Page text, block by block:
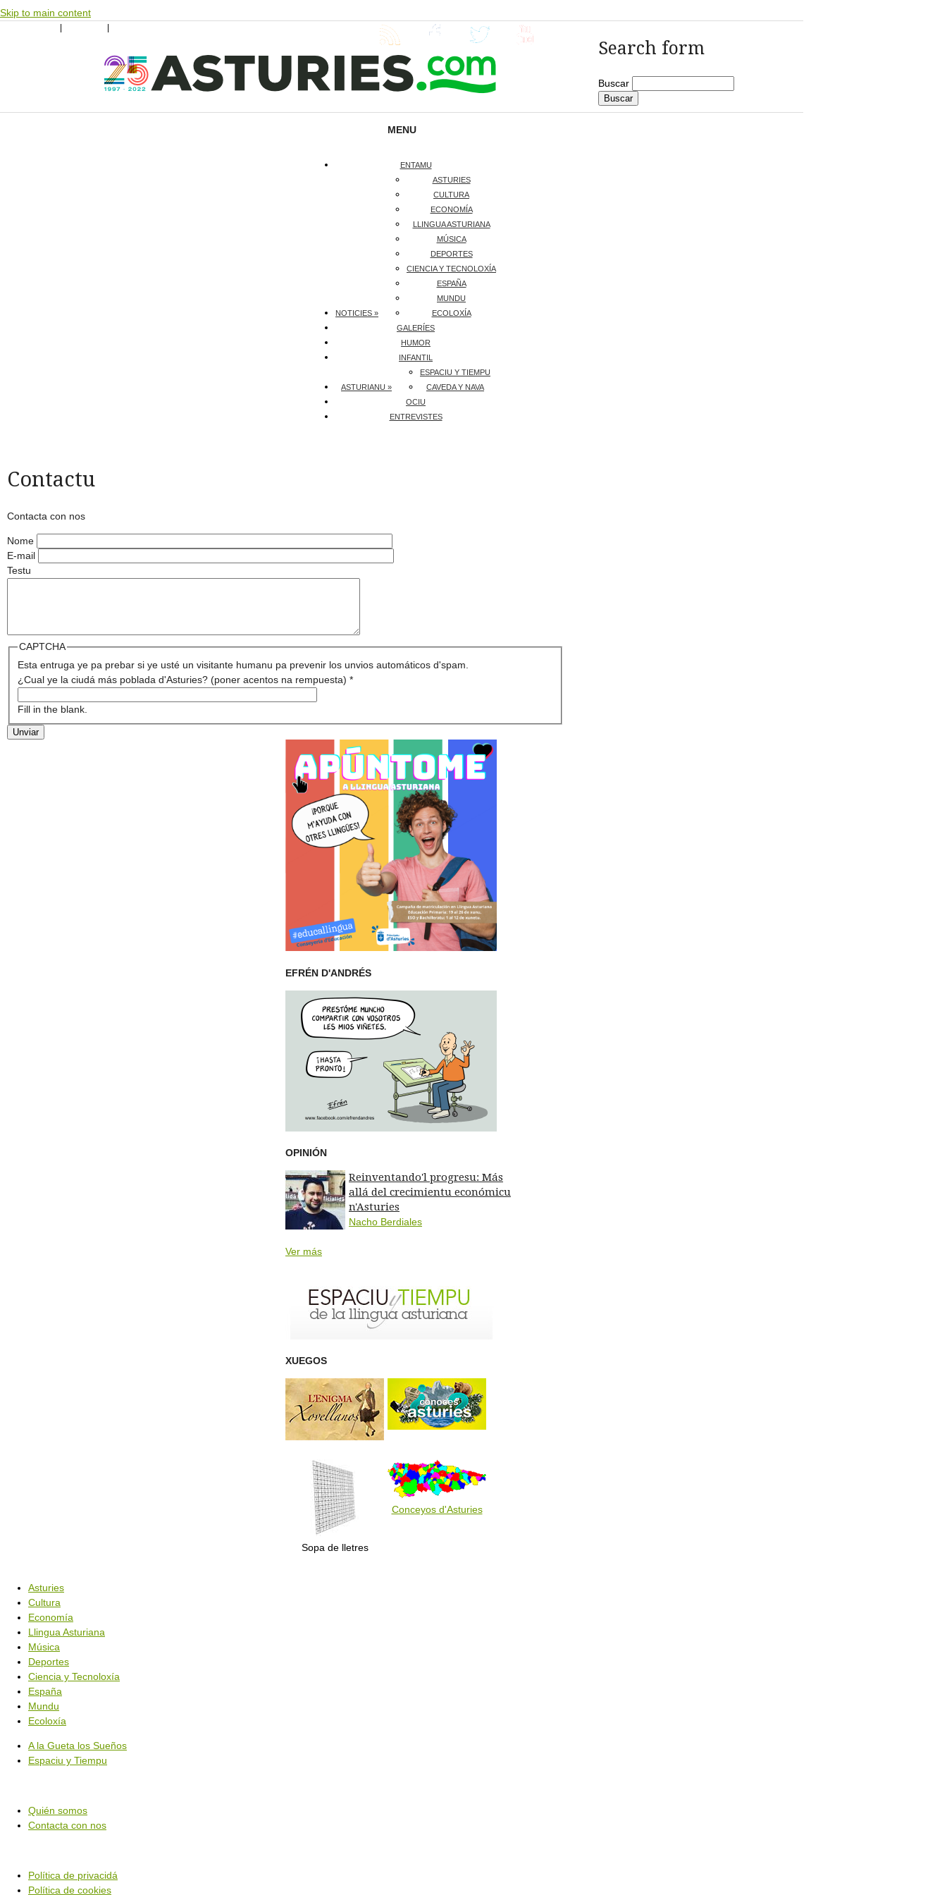
Skip to main content
Search form
Buscar
MENU
ENTAMU
NOTICIES »
ASTURIES
CULTURA
ECONOMÍA
LLINGUA ASTURIANA
MÚSICA
DEPORTES
CIENCIA Y TECNOLOXÍA
ESPAÑA
MUNDU
ECOLOXÍA
GALERÍES
HUMOR
INFANTIL
ASTURIANU »
ESPACIU Y TIEMPU
CAVEDA Y NAVA
OCIU
ENTREVISTES
Contactu
Contacta con nos
Nome
E-mail
Testu
CAPTCHA
Esta entruga ye pa prebar si ye usté un visitante humanu pa prevenir los unvios automáticos d'spam.
¿Cual ye la ciudá más poblada d'Asturies? (poner acentos na rempuesta) *
Fill in the blank.
EFRÉN D'ANDRÉS
OPINIÓN
Reinventando'l progresu: Más
allá del crecimientu económicu
n'Asturies
Nacho Berdiales
Ver más
XUEGOS
Sopa de lletres
Conceyos d'Asturies
Asturies
Cultura
Economía
Llingua Asturiana
Música
Deportes
Ciencia y Tecnoloxía
España
Mundu
Ecoloxía
A la Gueta los Sueños
Espaciu y Tiempu
Quién somos
Contacta con nos
Política de privacidá
Política de cookies